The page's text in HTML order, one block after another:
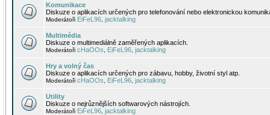
Komunikace
Diskuze o aplikacích určených pro telefonování nebo elektronickou
Moderátoři EiFeL96 jacktalking
Multimédia
Diskuze o multimediálně zaměřených aplikacích.
Moderátoři cHaOOs EiFeL96 jacktalking
Hry a volný čas
Diskuze o aplikacích určených pro zábavu, hobby, životní styl atp.
Moderátoři cHaOOs EiFeL96 jacktalking
Utility
Diskuze o nejrůznějších softwarových nástrojích.
Moderátoři EiFeL96 jacktalking